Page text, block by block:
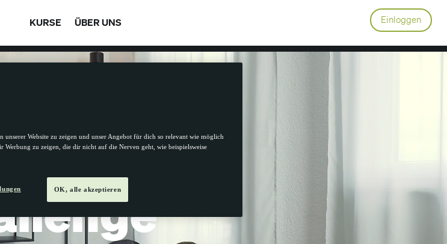
KURSE ÜBER UNS Einloggen
Painfree
unserer Website zu zeigen und unser Angebot für dich so relevant wie möglich
Werbung zu zeigen, die dir nicht auf die Nerven geht, wie beispielsweise
OK, alle akzeptieren